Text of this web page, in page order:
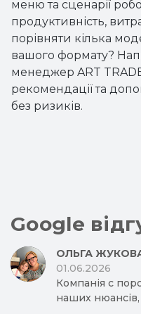
меню та сценарії
продуктивність,
порівняти кілька
вашого формату?
менеджер ART
рекомендації та
без ризиків.
Google
ОЛЬГА
01.06.2026
Компанія с
наших